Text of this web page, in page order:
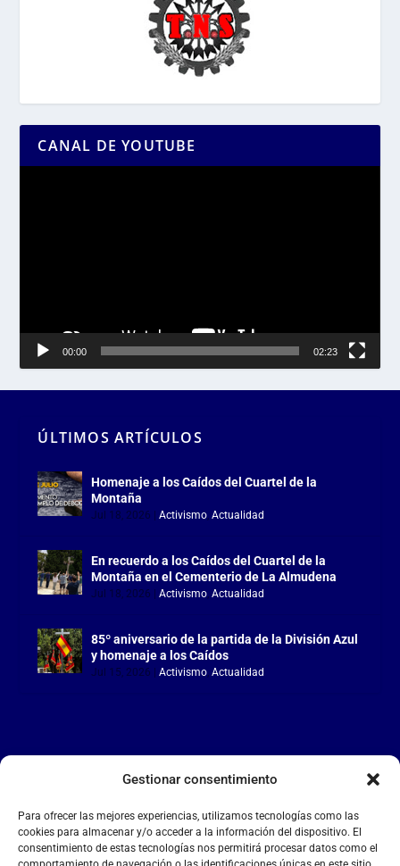
Gestionar consentimiento
Para ofrecer las mejores experiencias, utilizamos tecnologías como las
cookies para almacenar y/o acceder a la información del dispositivo. El
consentimiento de estas tecnologías nos permitirá procesar datos como el
CANAL DE YOUTUBE
00:00 02:23
ÚLTIMOS ARTÍCULOS
Homenaje a los Caídos del Cuartel de la
Montaña
Jul 18, 2026 |Activismo,Actualidad
En recuerdo a los Caídos del Cuartel de la
Montaña en el Cementerio de La Almudena
Jul 18, 2026 |Activismo,Actualidad
85º aniversario de la partida de la División Azul
y homenaje a los Caídos
Jul 15, 2026 |Activismo,Actualidad
LA FALANGE
Reproductor
de